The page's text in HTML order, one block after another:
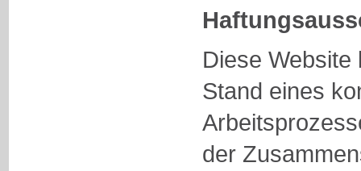
Diese Website
Stand eines
der